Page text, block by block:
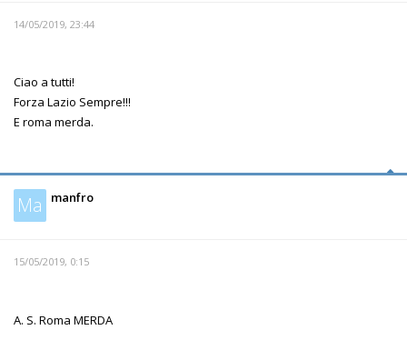
14/05/2019, 23:44
Ciao a tutti!
Forza Lazio Sempre!!!
E roma merda.
Ma manfro
15/05/2019, 0:15
A. S. Roma MERDA